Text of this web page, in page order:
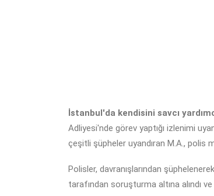
İstanbul'da kendisini savcı
Adliyesi'nde görev yaptığı izlenimi
çeşitli şüpheler uyandıran M.A., polis
Polisler, davranışlarından
tarafından soruşturma altına alındı